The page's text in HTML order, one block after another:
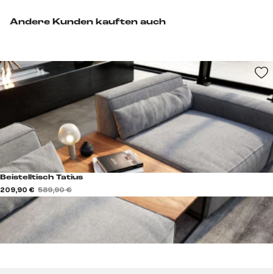
Andere Kunden kauften auch
Beistelltisch Tatius
209,90 € 589,90 €